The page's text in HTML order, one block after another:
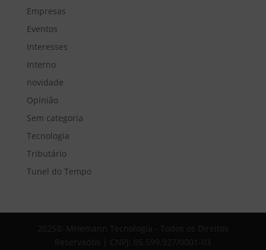
Empresas
Eventos
Interesses
Interno
novidade
Opinião
Sem categoria
Tecnologia
Tributário
Tunel do Tempo